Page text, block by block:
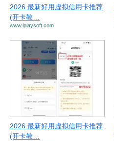
2026 最新好用虚拟信用卡推荐
(开卡教…
www.iplaysoft.com
2026 最新好用虚拟信用卡推荐
(开卡教…